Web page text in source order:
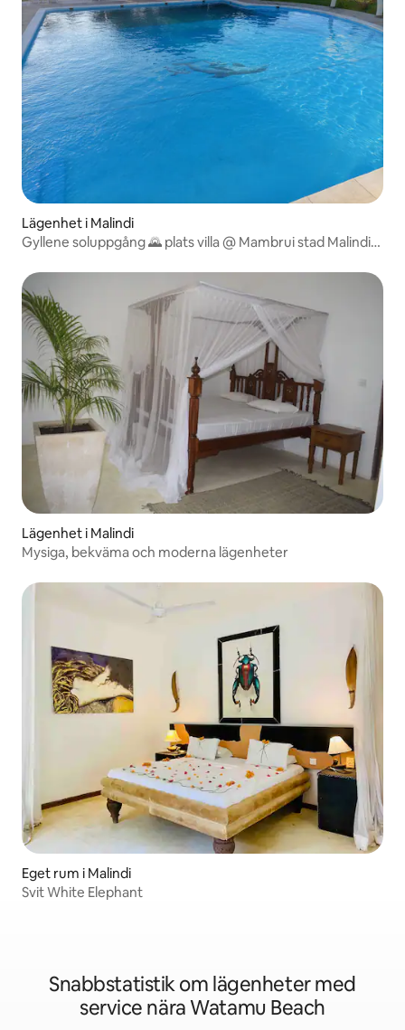
Lägenhet i Malindi
Gyllene soluppgång 🌄 plats villa @ Mambrui stad Malindi
Lägenhet i Malindi
Mysiga, bekväma och moderna lägenheter
Eget rum i Malindi
Svit White Elephant
Snabbstatistik om lägenheter med
service nära Watamu Beach